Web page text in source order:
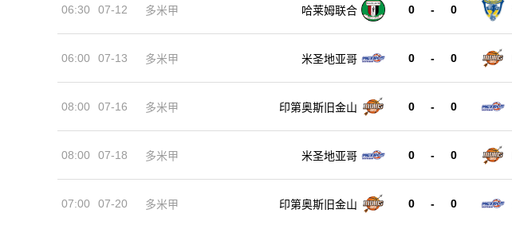
06:30 07-12 多米甲 哈莱姆联合 0 - 0
06:00 07-13 多米甲 米圣地亚哥 0 - 0
08:00 07-16 多米甲 印第奥斯旧金山 0 - 0
08:00 07-18 多米甲 米圣地亚哥 0 - 0
07:00 07-20 多米甲 印第奥斯旧金山 0 - 0